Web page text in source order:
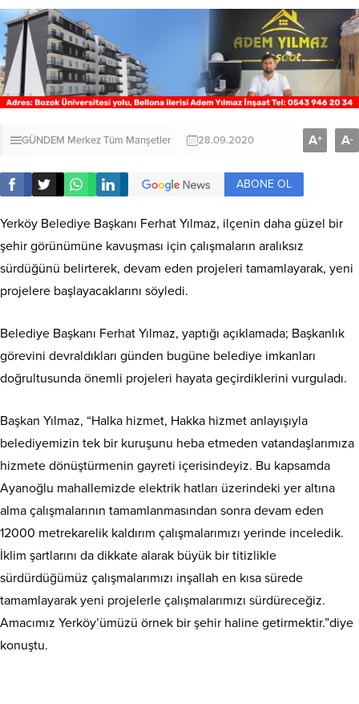
GÜNDEM MerkezTüm Manşetler 28.09.2020 A+ A-
ABONE OL
Yerköy Belediye Başkanı Ferhat Yılmaz, ilçenin daha güzel bir
şehir görünümüne kavuşması için çalışmaların aralıksız
sürdüğünü belirterek, devam eden projeleri tamamlayarak, yeni
projelere başlayacaklarını söyledi.
Belediye Başkanı Ferhat Yılmaz, yaptığı açıklamada; Başkanlık
görevini devraldıkları günden bugüne belediye imkanları
doğrultusunda önemli projeleri hayata geçirdiklerini vurguladı.
Başkan Yılmaz, “Halka hizmet, Hakka hizmet anlayışıyla
belediyemizin tek bir kuruşunu heba etmeden vatandaşlarımıza
hizmete dönüştürmenin gayreti içerisindeyiz. Bu kapsamda
Ayanoğlu mahallemizde elektrik hatları üzerindeki yer altına
alma çalışmalarının tamamlanmasından sonra devam eden
12000 metrekarelik kaldırım çalışmalarımızı yerinde inceledik.
İklim şartlarını da dikkate alarak büyük bir titizlikle
sürdürdüğümüz çalışmalarımızı inşallah en kısa sürede
tamamlayarak yeni projelerle çalışmalarımızı sürdüreceğiz.
Amacımız Yerköy’ümüzü örnek bir şehir haline getirmektir.”diye
konuştu.